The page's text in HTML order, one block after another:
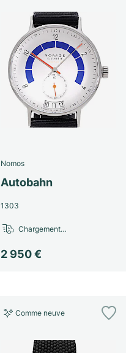
Nomos
Autobahn
1303
2 950 €
Chargement…
Comme neuve